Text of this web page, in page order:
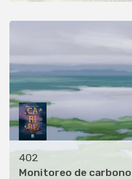
402
Monitoreo de